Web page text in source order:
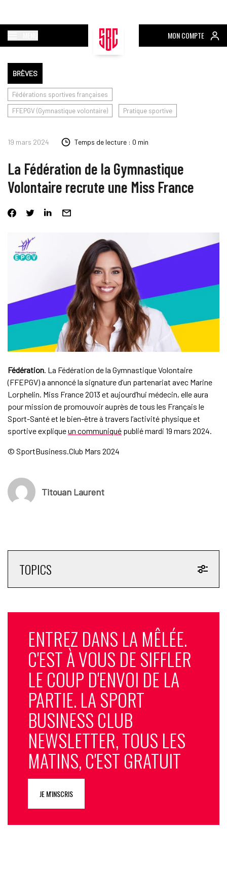
MON COMPTE
BRÈVES
Fédérations sportives françaises
FFEPGV (Gymnastique volontaire)
Pratique sportive
19 mars 2024 Temps de lecture : 0 min
La Fédération de la Gymnastique
Volontaire recrute une Miss France
Fédération. La Fédération de la Gymnastique Volontaire
(FFEPGV) a annoncé la signature d’un partenariat avec Marine
Lorphelin. Miss France 2013 et aujourd’hui médecin, elle aura
pour mission de promouvoir auprès de tous les Français le
Sport-Santé et le bien-être à travers l’activité physique et
sportive expliqueun communiquépublié mardi 19 mars 2024.
© SportBusiness.Club Mars 2024
Titouan Laurent
TOPICS
ENTREZ DANS LA MÊLÉE.
C'EST À VOUS DE SIFFLER
LE COUP D'ENVOI DE LA
PARTIE. LA SPORT
BUSINESS CLUB
NEWSLETTER, TOUS LES
MATINS, C'EST GRATUIT
JE M'INSCRIS